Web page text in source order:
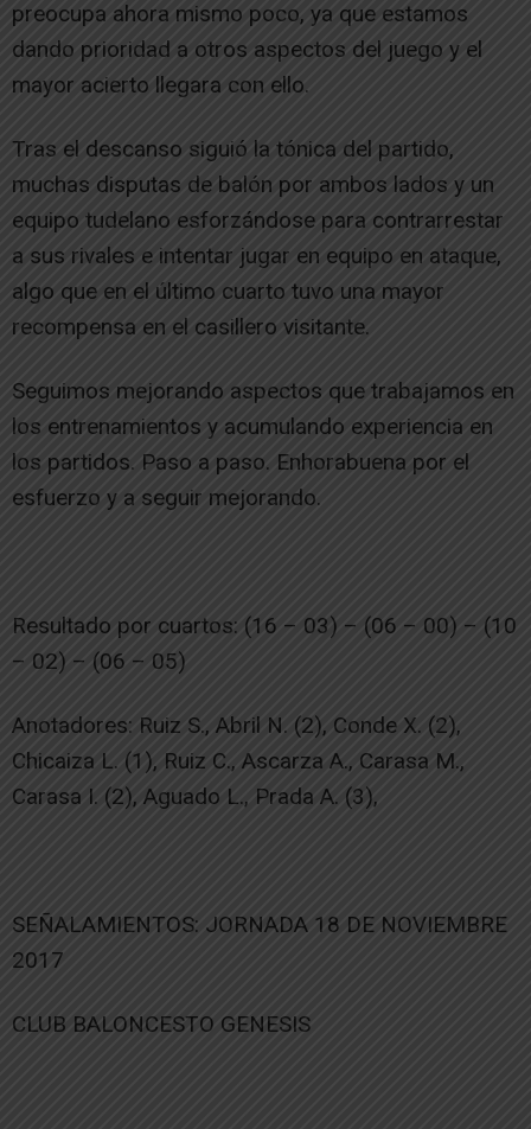
preocupa ahora mismo poco, ya que estamos
dando prioridad a otros aspectos del juego y el
mayor acierto llegara con ello.
Tras el descanso siguió la tónica del partido,
muchas disputas de balón por ambos lados y un
equipo tudelano esforzándose para contrarrestar
a sus rivales e intentar jugar en equipo en ataque,
algo que en el último cuarto tuvo una mayor
recompensa en el casillero visitante.
Seguimos mejorando aspectos que trabajamos en
los entrenamientos y acumulando experiencia en
los partidos. Paso a paso. Enhorabuena por el
esfuerzo y a seguir mejorando.
Resultado por cuartos: (16 – 03) – (06 – 00) – (10
– 02) – (06 – 05)
Anotadores: Ruiz S., Abril N. (2), Conde X. (2),
Chicaiza L. (1), Ruiz C., Ascarza A., Carasa M.,
Carasa I. (2), Aguado L., Prada A. (3),
SEÑALAMIENTOS: JORNADA 18 DE NOVIEMBRE
2017
CLUB BALONCESTO GENESIS